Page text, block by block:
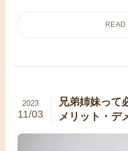
兄弟姉妹って
メリット・デ
2023
11/03